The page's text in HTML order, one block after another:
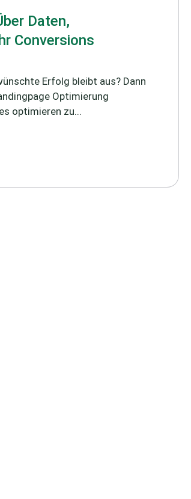
Daten,
Conversions
Erfolg bleibt aus? Dann
Optimierung
optimieren zu...